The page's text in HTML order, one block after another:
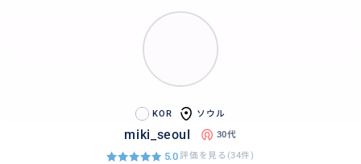
＜目安の滞在時間0.5〜1時間＞
*予約はなく混雑するため朝イチをおすすめします
塗る香水とも呼ばれてSNSなどでも話題となった「パ
徴でチェーンハンドクリーム、置いてあるだけでおし
ゃれカーデフューザー、キャンドルなど韓国のおみや
げに欠かせない、韓国発コスメブランドのタンバリン
KOR ソウル
miki_seoul 30代
5.0評価を見る(34件)